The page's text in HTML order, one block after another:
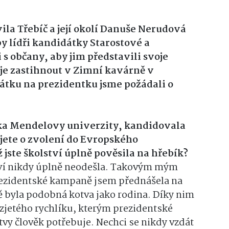
Třebíč a její okolí Danuše Nerudová
lídři kandidátky Starostové a
občany, aby jim představili svoje
zastihnout v Zimní kavárně v
na prezidentku jsme požádali o
Mendelovy univerzity, kandidovala
o zvolení do Evropského
školství úplně pověsila na hřebík?
nikdy úplně neodešla. Takovým mým
kampaně jsem přednášela na
podobná kotva jako rodina. Díky nim
rychlíku, kterým prezidentské
člověk potřebuje. Nechci se nikdy vzdát